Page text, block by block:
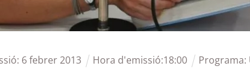
6febrer2013 Hora d'emissió:18:00 Programa: